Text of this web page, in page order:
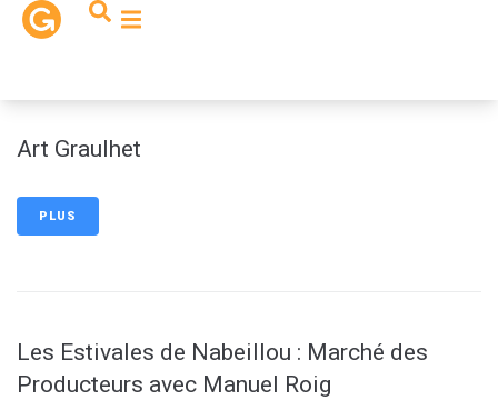
principal
Art Graulhet
PLUS
Les Estivales de Nabeillou : Marché des
Producteurs avec Manuel Roig